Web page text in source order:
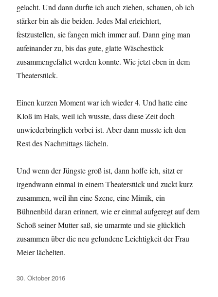
gelacht. Und dann durfte ich auch ziehen, schauen, ob ich
stärker bin als die beiden. Jedes Mal erleichtert,
festzustellen, sie fangen mich immer auf. Dann ging man
aufeinander zu, bis das gute, glatte Wäschestück
zusammengefaltet werden konnte. Wie jetzt eben in dem
Theaterstück.
Einen kurzen Moment war ich wieder 4. Und hatte eine
Kloß im Hals, weil ich wusste, dass diese Zeit doch
unwiederbringlich vorbei ist. Aber dann musste ich den
Rest des Nachmittags lächeln.
Und wenn der Jüngste groß ist, dann hoffe ich, sitzt er
irgendwann einmal in einem Theaterstück und zuckt kurz
zusammen, weil ihn eine Szene, eine Mimik, ein
Bühnenbild daran erinnert, wie er einmal aufgeregt auf dem
Schoß seiner Mutter saß, sie umarmte und sie glücklich
zusammen über die neu gefundene Leichtigkeit der Frau
Meier lächelten.
Veröffentlicht
30. Oktober 2016